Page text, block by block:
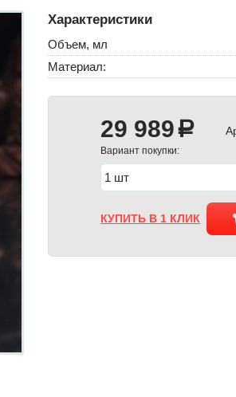
Характеристики
Объем, мл
Материал:
29 989 a
Вариант покупки:
КУПИТЬ В 1 КЛИК